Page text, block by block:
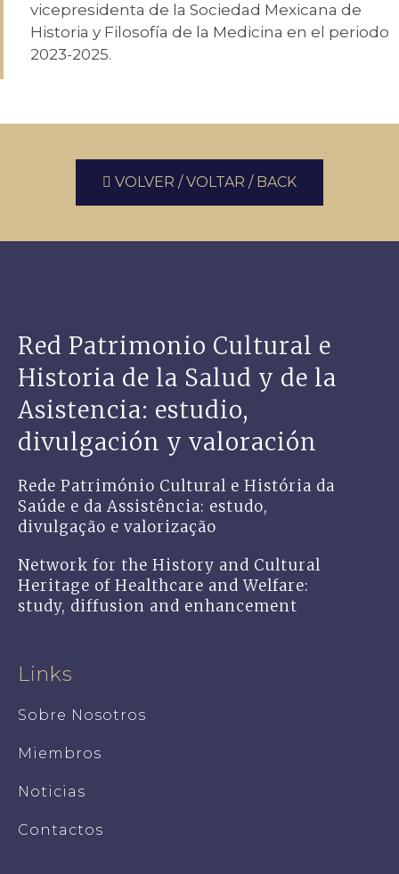
vicepresidenta de la Sociedad Mexicana de
Historia y Filosofía de la Medicina en el periodo
2023-2025.
VOLVER / VOLTAR / BACK
Red Patrimonio Cultural e
Historia de la Salud y de la
Asistencia: estudio,
divulgación y valoración
Rede Património Cultural e História da
Saúde e da Assistência: estudo,
divulgação e valorização
Network for the History and Cultural
Heritage of Healthcare and Welfare:
study, diffusion and enhancement
Links
Sobre Nosotros
Miembros
Noticias
Contactos